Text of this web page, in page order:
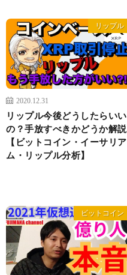
リップル
2020.12.31
リップル今後どうしたらいい
の？手放すべきかどうか解説
【ビットコイン・イーサリア
ム・リップル分析】
ビットコイン